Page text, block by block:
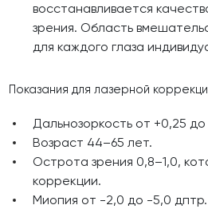
восстанавливается
зрения. Область
для каждого глаза
Показания для лазерной
Дальнозоркость от +0,25 до
Возраст 44–65 лет.
Острота зрения 0,8–1,0,
коррекции.
Миопия от -2,0 до -5,0 дптр.